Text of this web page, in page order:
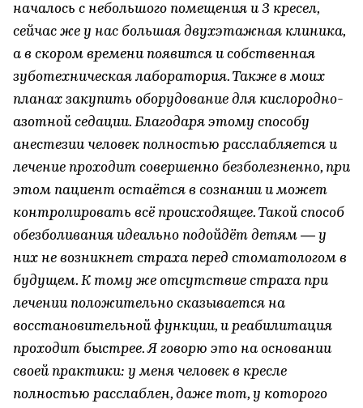
началось с небольшого помещения и 3 кресел,
сейчас же у нас большая двухэтажная клиника,
а в скором времени появится и собственная
зуботехническая лаборатория. Также в моих
планах закупить оборудование для кислородно-
азотной седации. Благодаря этому способу
анестезии человек полностью расслабляется и
лечение проходит совершенно безболезненно, при
этом пациент остаётся в сознании и может
контролировать всё происходящее. Такой способ
обезболивания идеально подойдёт детям — у
них не возникнет страха перед стоматологом в
будущем. К тому же отсутствие страха при
лечении положительно сказывается на
восстановительной функции, и реабилитация
проходит быстрее. Я говорю это на основании
своей практики: у меня человек в кресле
полностью расслаблен, даже тот, у которого